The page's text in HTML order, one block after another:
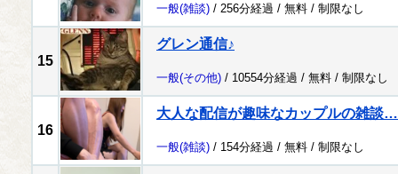
一般(雑談) / 256分経過 / 無料 / 制限なし
15
グレン通信♪
一般(その他) / 10554分経過 / 無料 / 制限なし
16
大人な配信が趣味なカップルの雑談…
一般(雑談) / 154分経過 / 無料 / 制限なし